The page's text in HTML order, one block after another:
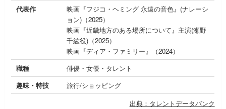
代表作
映画『フジコ・ヘミング 永遠の音色』(ナレーシ
ョン)（2025）
映画『近畿地方のある場所について』主演(瀬野
千紘役)（2025）
映画『ディア・ファミリー』（2024）
職種
俳優・女優・タレント
趣味・特技
旅行/ショッピング
出典：タレントデータバンク